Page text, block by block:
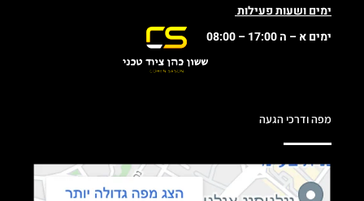
ימים ושעות פעילות
ימים א – ה 17:00 – 08:00
מפה ודרכי הגעה